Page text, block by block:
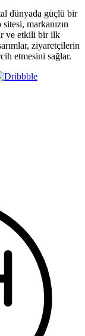
dünyada güçlü bir
markanızın
ve etkili bir ilk
ziyaretçilerin
etmesini sağlar.